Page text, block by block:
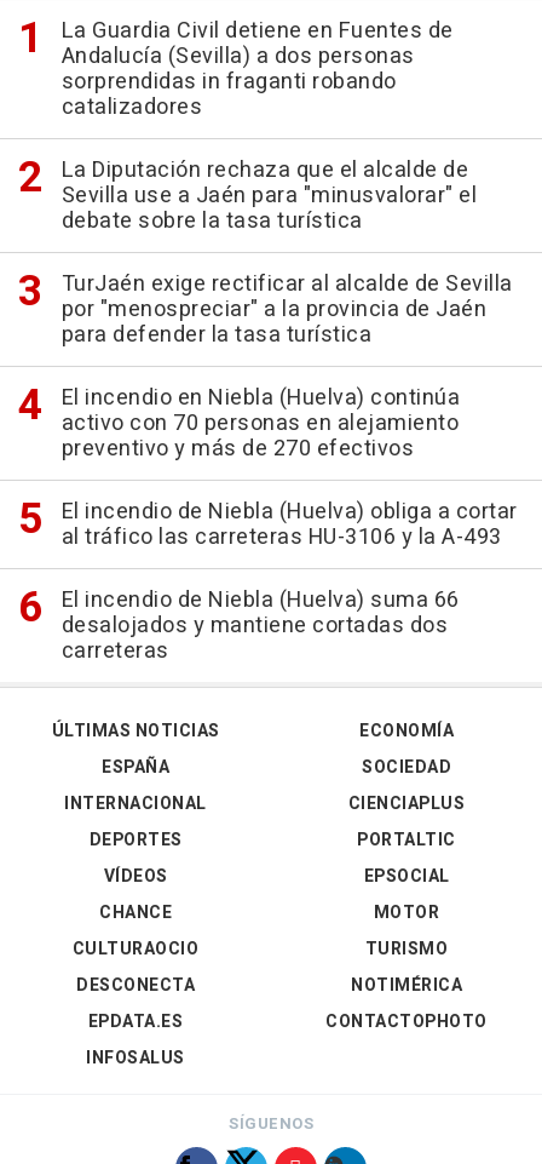
La Guardia Civil detiene en Fuentes de
Andalucía (Sevilla) a dos personas
sorprendidas in fraganti robando
catalizadores
La Diputación rechaza que el alcalde de
Sevilla use a Jaén para "minusvalorar" el
debate sobre la tasa turística
TurJaén exige rectificar al alcalde de Sevilla
por "menospreciar" a la provincia de Jaén
para defender la tasa turística
El incendio en Niebla (Huelva) continúa
activo con 70 personas en alejamiento
preventivo y más de 270 efectivos
El incendio de Niebla (Huelva) obliga a cortar
al tráfico las carreteras HU-3106 y la A-493
El incendio de Niebla (Huelva) suma 66
desalojados y mantiene cortadas dos
carreteras
ÚLTIMAS NOTICIAS
ESPAÑA
INTERNACIONAL
DEPORTES
VÍDEOS
ECONOMÍA
SOCIEDAD
CIENCIAPLUS
PORTALTIC
EPSOCIAL
CHANCE
CULTURAOCIO
DESCONECTA
EPDATA.ES
INFOSALUS
MOTOR
TURISMO
NOTIMÉRICA
CONTACTOPHOTO
SÍGUENOS